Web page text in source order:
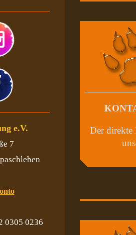
Der direkte
uns
e.V.
7
0305 0236